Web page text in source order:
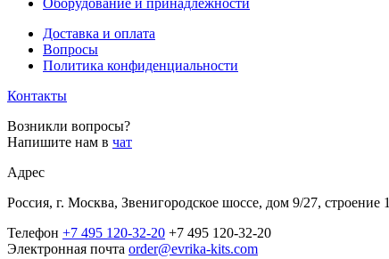
Оборудование и принадлежности
Доставка и оплата
Вопросы
Политика конфиденциальности
Контакты
Возникли вопросы?
Напишите нам в чат
Адрес
Россия, г. Москва, Звенигородское шоссе, дом 9/27, строение 1
Телефон +7 495 120-32-20 +7 495 120-32-20
Электронная почта order@evrika-kits.com